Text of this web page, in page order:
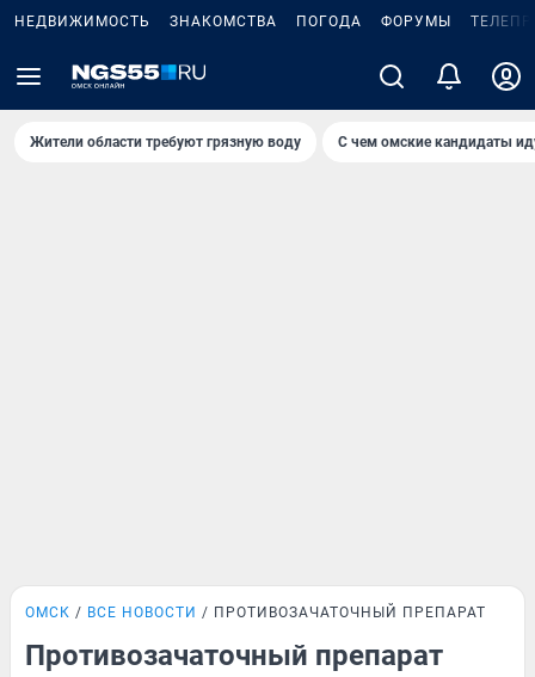
НЕДВИЖИМОСТЬ ЗНАКОМСТВА ПОГОДА ФОРУМЫ
Жители области требуют грязную воду С чем омские кандидаты
ОМСК ВСЕ НОВОСТИ ПРОТИВОЗАЧАТОЧНЫЙ ПРЕПАРАТ
Противозачаточный препарат